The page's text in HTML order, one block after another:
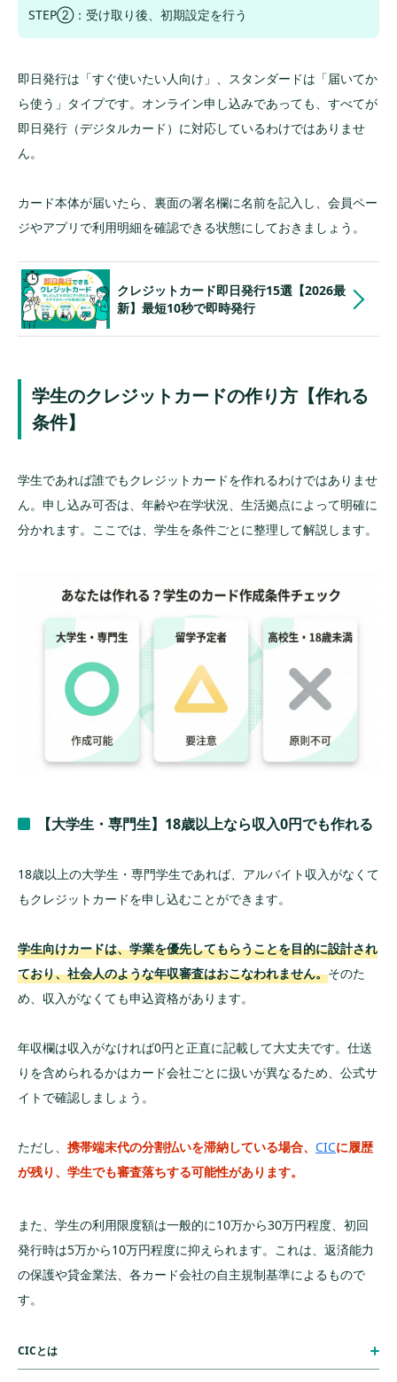
STEP②：受け取り後、初期設定を行う
即日発行は「すぐ使いたい人向け」、スタンダードは「届いてか
ら使う」タイプです。オンライン申し込みであっても、すべてが
即日発行（デジタルカード）に対応しているわけではありませ
ん。
カード本体が届いたら、裏面の署名欄に名前を記入し、会員ペー
ジやアプリで利用明細を確認できる状態にしておきましょう。
クレジットカード即日発行15選【2026最
新】最短10秒で即時発行
学生のクレジットカードの作り方【作れる
条件】
学生であれば誰でもクレジットカードを作れるわけではありませ
ん。申し込み可否は、年齢や在学状況、生活拠点によって明確に
分かれます。ここでは、学生を条件ごとに整理して解説します。
【大学生・専門生】18歳以上なら収入0円でも作れる
18歳以上の大学生・専門学生であれば、アルバイト収入がなくて
もクレジットカードを申し込むことができます。
学生向けカードは、学業を優先してもらうことを目的に設計され
ており、社会人のような年収審査はおこなわれません。そのた
め、収入がなくても申込資格があります。
年収欄は収入がなければ0円と正直に記載して大丈夫です。仕送
りを含められるかはカード会社ごとに扱いが異なるため、公式サ
イトで確認しましょう。
ただし、 携帯端末代の分割払いを滞納している場合、 CICに履歴
が残り、学生でも審査落ちする可能性があります。
また、学生の利用限度額は一般的に10万から30万円程度、初回
発行時は5万から10万円程度に抑えられます。これは、返済能力
の保護や貸金業法、各カード会社の自主規制基準によるもので
す。
CICとは